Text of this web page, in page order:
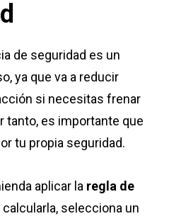
de seguridad es un
ya que va a reducir
si necesitas frenar
tanto, es importante que
tu propia seguridad.
aplicar la regla de
calcularla, selecciona un